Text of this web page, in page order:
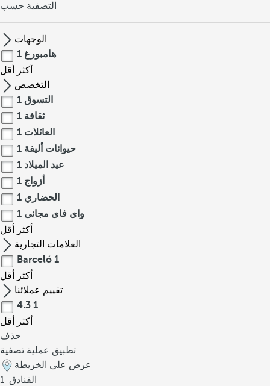
التصفية حسب
الوجهات
هامبورغ 1
أكثر
أقل
التخصص
التسوق 1
ثقافة 1
العائلات 1
حيوانات أليفة 1
عيد الميلاد 1
أزواج 1
الحضاري 1
واى فاى مجانى 1
أكثر
أقل
العلامات التجارية
Barceló 1
أكثر
أقل
تقييم عملائنا
4.3 1
أكثر
أقل
حذف
تطبيق عملية تصفية
عرض على الخريطة
1 الفنادق